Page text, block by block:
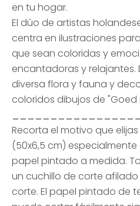
en tu hogar.
El dúo de artistas
centra en ilustraciones
que sean coloridas y
encantadoras y relajantes.
diversa flora y fauna y
coloridos dibujos de "Goed
Recorta el motivo que
(50x6,5 cm)
papel pintado a medida.
un cuchillo de corte
corte. El papel pintado de